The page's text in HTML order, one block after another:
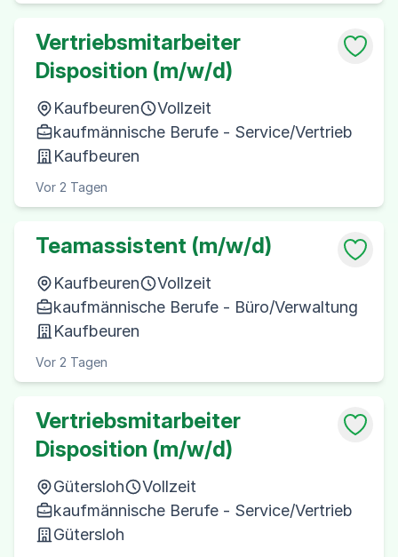
Vertriebsmitarbeiter
Disposition (m/w/d)
Kaufbeuren
Vollzeit
kaufmännische Berufe - Service/Vertrieb
Kaufbeuren
Vor 2 Tagen
Teamassistent (m/w/d)
Kaufbeuren
Vollzeit
kaufmännische Berufe - Büro/Verwaltung
Kaufbeuren
Vor 2 Tagen
Vertriebsmitarbeiter
Disposition (m/w/d)
Gütersloh
Vollzeit
kaufmännische Berufe - Service/Vertrieb
Gütersloh